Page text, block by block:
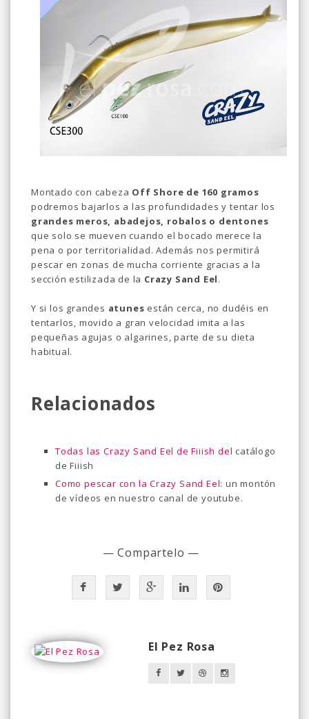
Montado con cabeza Off Shore de 160 gramos
podremos bajarlos a las profundidades y tentar los
grandes meros, abadejos, robalos o dentones
que solo se mueven cuando el bocado merece la
pena o por territorialidad. Además nos permitirá
pescar en zonas de mucha corriente gracias a la
sección estilizada de la Crazy Sand Eel.
Y si los grandes atunes están cerca, no dudéis en
tentarlos, movido a gran velocidad imita a las
pequeñas agujas o algarines, parte de su dieta
habitual.
Relacionados
Todas las Crazy Sand Eel de Fiiish del catálogo
de Fiiish
Como pescar con la Crazy Sand Eel: un montón
de vídeos en nuestro canal de youtube.
— Compartelo —
El Pez Rosa